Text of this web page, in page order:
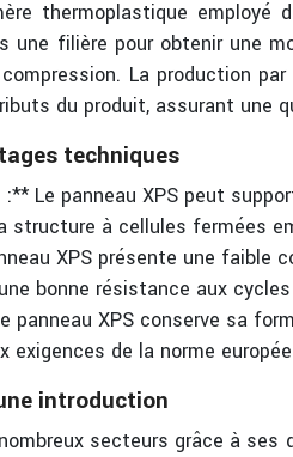
thermoplastique
une filière pour obtenir une
La production
du produit, assurant une
techniques
Le panneau XPS peut
structure à cellules fermées
XPS présente une
bonne résistance aux
panneau XPS conserve sa
exigences de la norme
introduction
secteurs grâce à